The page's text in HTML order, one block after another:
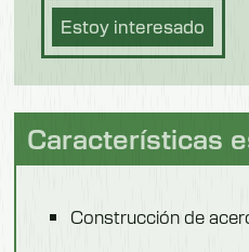
1290 mm
Anchura
280 mm
Peso
16,5 kg
Modelo:
Estoy interesado
Características
Construcción de